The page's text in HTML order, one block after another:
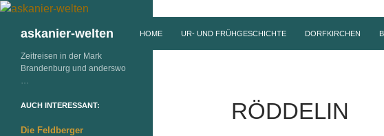
askanier-welten
HOME
UR- UND FRÜHGESCHICHTE DORFKIRCHEN
RÖDDELIN
Zeitreisen in der Mark
Brandenburg und anderswo
AUCH INTERESSANT:
Die Feldberger